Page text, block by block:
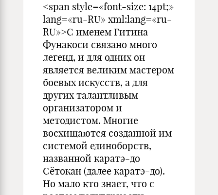
<span style=«font-size: 14pt;»
lang=«ru-RU» xml:lang=«ru-
RU»>С именем Гитина
Фунакоси связано много
легенд, и для одних он
является великим мастером
боевых искусств, а для
других талантливым
организатором и
методистом. Многие
восхищаются созданной им
системой единоборств,
названной каратэ-до
Сётокан (далее каратэ-до).
Но мало кто знает, что с